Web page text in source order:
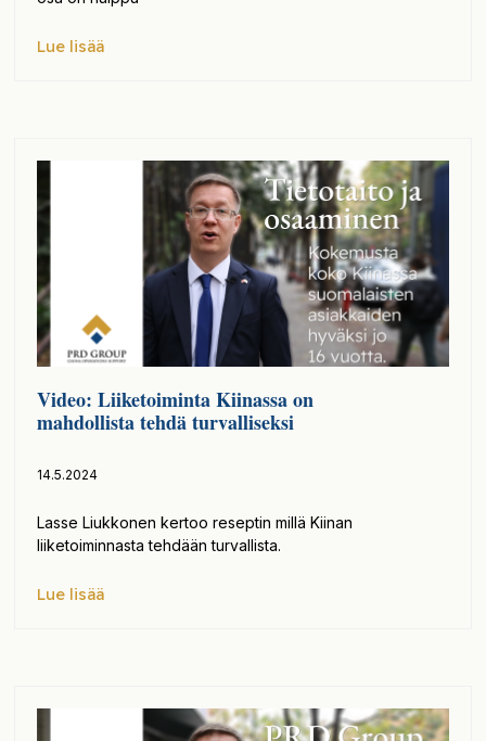
Lue lisää
Video: Liiketoiminta Kiinassa on
mahdollista tehdä turvalliseksi
14.5.2024
Lasse Liukkonen kertoo reseptin millä Kiinan
liiketoiminnasta tehdään turvallista.
Lue lisää